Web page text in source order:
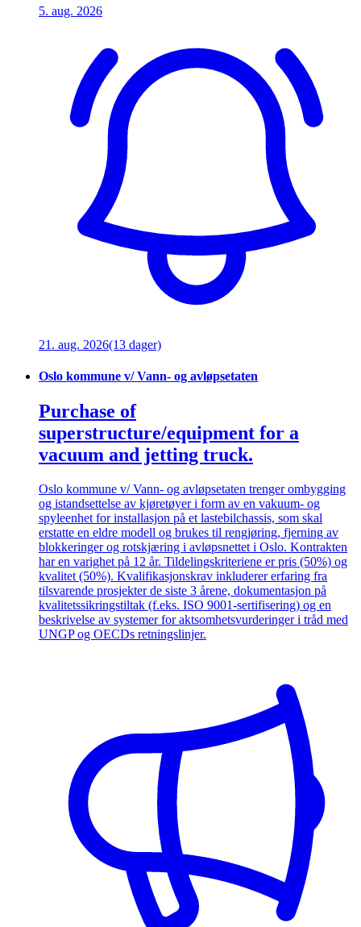
5. aug. 2026
21. aug. 2026(13 dager)
Oslo kommune v/ Vann- og avløpsetaten
Purchase of
superstructure/equipment for a
vacuum and jetting truck.
Oslo kommune v/ Vann- og avløpsetaten trenger ombygging
og istandsettelse av kjøretøyer i form av en vakuum- og
spyleenhet for installasjon på et lastebilchassis, som skal
erstatte en eldre modell og brukes til rengjøring, fjerning av
blokkeringer og rotskjæring i avløpsnettet i Oslo. Kontrakten
har en varighet på 12 år. Tildelingskriteriene er pris (50%) og
kvalitet (50%). Kvalifikasjonskrav inkluderer erfaring fra
tilsvarende prosjekter de siste 3 årene, dokumentasjon på
kvalitetssikringstiltak (f.eks. ISO 9001-sertifisering) og en
beskrivelse av systemer for aktsomhetsvurderinger i tråd med
UNGP og OECDs retningslinjer.